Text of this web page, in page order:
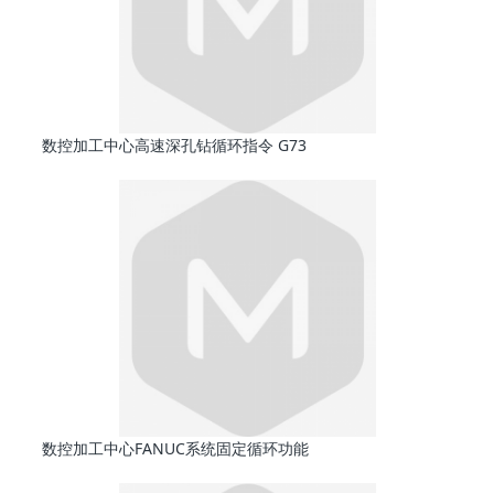
数控加工中心高速深孔钻循环指令 G73
数控加工中心FANUC系统固定循环功能